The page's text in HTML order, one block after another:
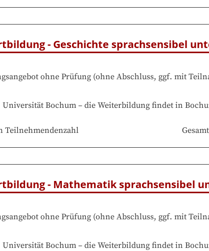
- Geschichte sprachsensibel
ohne Prüfung (ohne Abschluss, ggf. mit
Universität Bochum – die Weiterbildung findet in
Teilnehmendenzahl
- Mathematik sprachsensibel
ohne Prüfung (ohne Abschluss, ggf. mit
Universität Bochum – die Weiterbildung findet in